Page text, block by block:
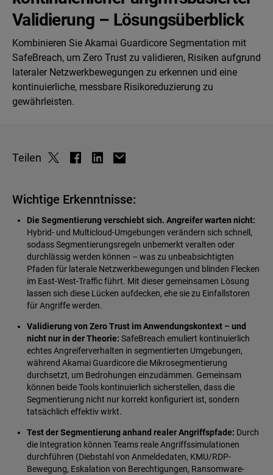
Validierung – Lösungsüberblick
Kombinieren Sie Akamai Guardicore Segmentation mit
SafeBreach, um Zero Trust zu validieren, Risiken aufgrund
lateraler Netzwerkbewegungen zu erkennen und eine
kontinuierliche, messbare Risikoreduzierung zu
gewährleisten.
Teilen
Wichtige Erkenntnisse:
Die Segmentierung verschiebt sich. Angreifer warten nicht:
Hybrid- und Multicloud-Umgebungen verändern sich schnell,
sodass Segmentierungsregeln unbemerkt veralten oder
durchlässig werden können – was zu unbeabsichtigten
Pfaden für laterale Netzwerkbewegungen und blinden Flecken
im East-West-Traffic führt. Mit dieser gemeinsamen Lösung
lassen sich diese Lücken aufdecken, ehe sie zu Einfallstoren
für Angriffe werden.
Validierung von Zero Trust im Anwendungskontext – und
nicht nur in der Theorie: SafeBreach emuliert kontinuierlich
echtes Angreiferverhalten in segmentierten Umgebungen,
während Akamai Guardicore die Mikrosegmentierung
durchsetzt, um Bedrohungen einzudämmen. Gemeinsam
können beide Tools kontinuierlich sicherstellen, dass die
Segmentierung nicht nur korrekt konfiguriert ist, sondern
tatsächlich effektiv wirkt.
Test der Segmentierung anhand realer Angriffspfade: Durch
die Integration können Teams reale Angriffssimulationen
durchführen (Diebstahl von Anmeldedaten, KMU/RDP-
Bewegung, Eskalation von Berechtigungen, Ransomware-